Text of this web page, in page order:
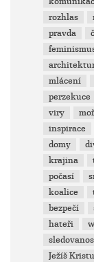
rozhlas
pravda
mlácení
perzekuce
viry
inspirace
domy
krajina
počasí
koalice
bezpečí
hateři
Ježíš